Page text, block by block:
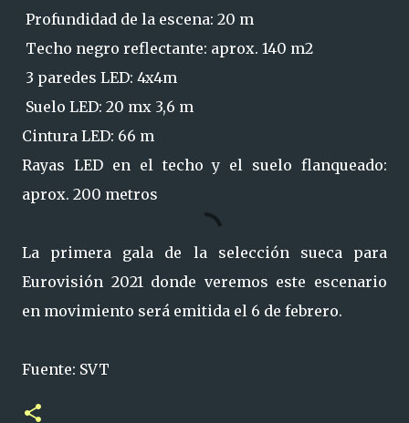
Profundidad de la escena: 20 m
Techo negro reflectante: aprox. 140 m2
3 paredes LED: 4x4m
Suelo LED: 20 mx 3,6 m
Cintura LED: 66 m
Rayas LED en el techo y el suelo flanqueado:
aprox. 200 metros
La primera gala de la selección sueca para
Eurovisión 2021 donde veremos este escenario
en movimiento será emitida el 6 de febrero.
Fuente: SVT